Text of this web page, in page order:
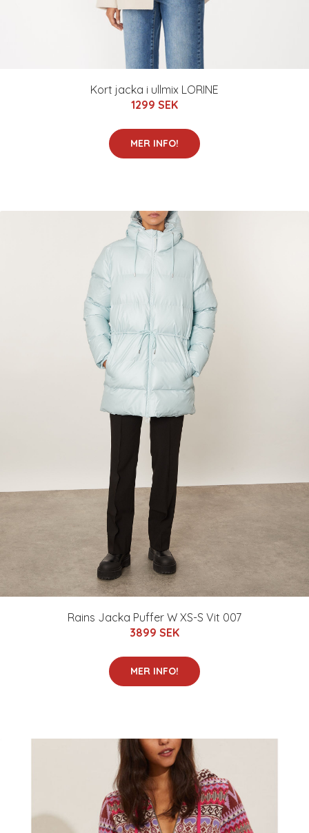
Kort jacka i ullmix LORINE
1299 SEK
MER INFO!
Rains Jacka Puffer W XS-S Vit 007
3899 SEK
MER INFO!